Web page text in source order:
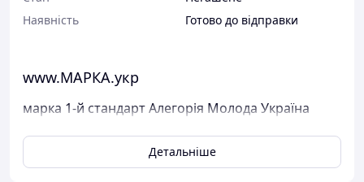
Наявність
Готово до відправки
www.МАРКА.укр
марка 1-й стандарт Алегорія Молода Україна
Поштові марки УкраїниДетальніше